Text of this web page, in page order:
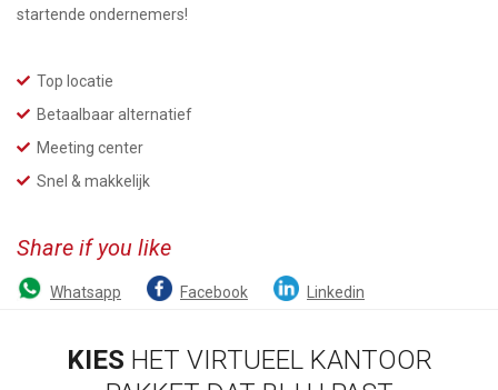
startende ondernemers!
Top locatie
Betaalbaar alternatief
Meeting center
Snel & makkelijk
Share if you like
Whatsapp Facebook Linkedin
KIES HET VIRTUEEL KANTOOR